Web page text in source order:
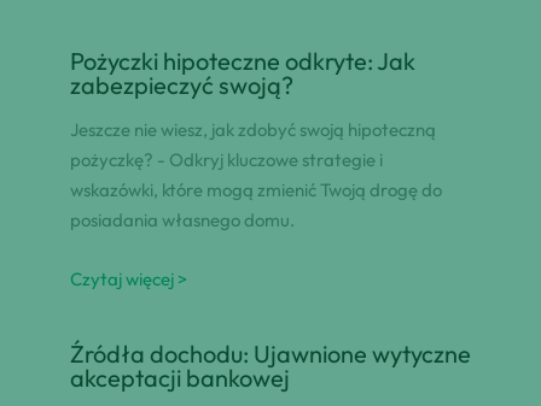
Pożyczki hipoteczne odkryte: Jak
zabezpieczyć swoją?
Jeszcze nie wiesz, jak zdobyć swoją hipoteczną
pożyczkę? - Odkryj kluczowe strategie i
wskazówki, które mogą zmienić Twoją drogę do
posiadania własnego domu.
Czytaj więcej >
Źródła dochodu: Ujawnione wytyczne
akceptacji bankowej